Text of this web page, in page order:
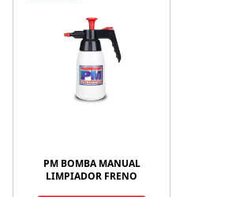
PM BOMBA MANUAL
LIMPIADOR FRENO